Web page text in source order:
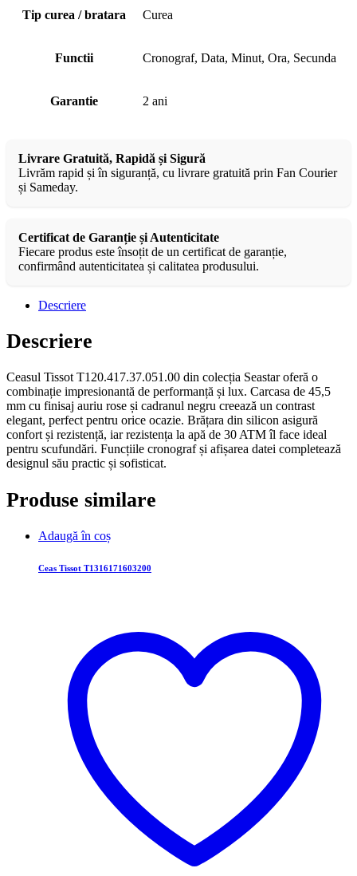
Tip curea / bratara Curea
Functii Cronograf, Data, Minut, Ora, Secunda
Garantie 2 ani
Livrare Gratuită, Rapidă și Sigură
Livrăm rapid și în siguranță, cu livrare gratuită prin Fan Courier
și Sameday.
Certificat de Garanție și Autenticitate
Fiecare produs este însoțit de un certificat de garanție,
confirmând autenticitatea și calitatea produsului.
Descriere
Descriere
Ceasul Tissot T120.417.37.051.00 din colecția Seastar oferă o
combinație impresionantă de performanță și lux. Carcasa de 45,5
mm cu finisaj auriu rose și cadranul negru creează un contrast
elegant, perfect pentru orice ocazie. Brățara din silicon asigură
confort și rezistență, iar rezistența la apă de 30 ATM îl face ideal
pentru scufundări. Funcțiile cronograf și afișarea datei completează
designul său practic și sofisticat.
Produse similare
Adaugă în coș
Ceas Tissot T1316171603200